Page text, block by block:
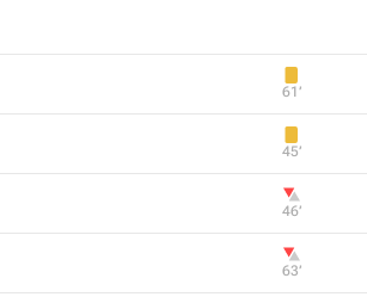
61‎’‎
45‎’‎
46‎’‎
63‎’‎